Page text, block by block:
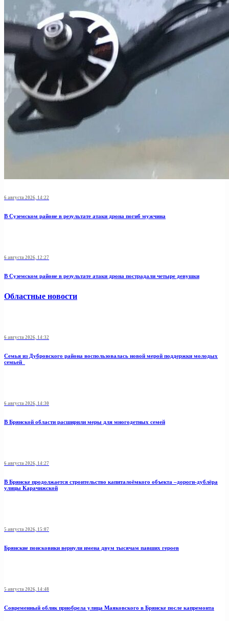
6 августа 2026, 14:22
В Суземском районе в результате атаки дрона погиб мужчина
6 августа 2026, 12:27
В Суземском районе в результате атаки дрона пострадали четыре девушки
Областные новости
6 августа 2026, 14:32
Семья из Дубровского района воспользовалась новой мерой поддержки молодых
семьей
6 августа 2026, 14:30
В Брянской области расширили меры для многодетных семей
6 августа 2026, 14:27
В Брянске продолжается строительство капиталоёмкого объекта –дороги-дублёра
улицы Карачижской
5 августа 2026, 15:07
Брянские поисковики вернули имена двум тысячам павших героев
5 августа 2026, 14:48
Современный облик приобрела улица Маяковского в Брянске после капремонта